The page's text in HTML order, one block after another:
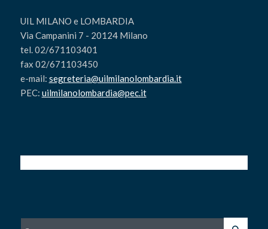
UIL MILANO e LOMBARDIA
Via Campanini 7 - 20124 Milano
tel. 02/671103401
fax 02/671103450
e-mail: segreteria@uilmilanolombardia.it
PEC: uilmilanolombardia@pec.it